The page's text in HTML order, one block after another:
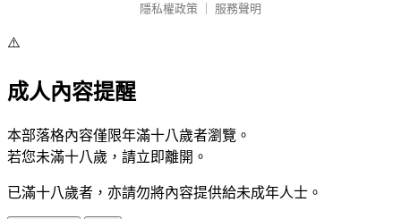
隱私權政策
服務聲明
⚠️
成人內容提醒
本部落格內容僅限年滿十八歲者瀏覽。
若您未滿十八歲，請立即離開。
已滿十八歲者，亦請勿將內容提供給未成年人士。